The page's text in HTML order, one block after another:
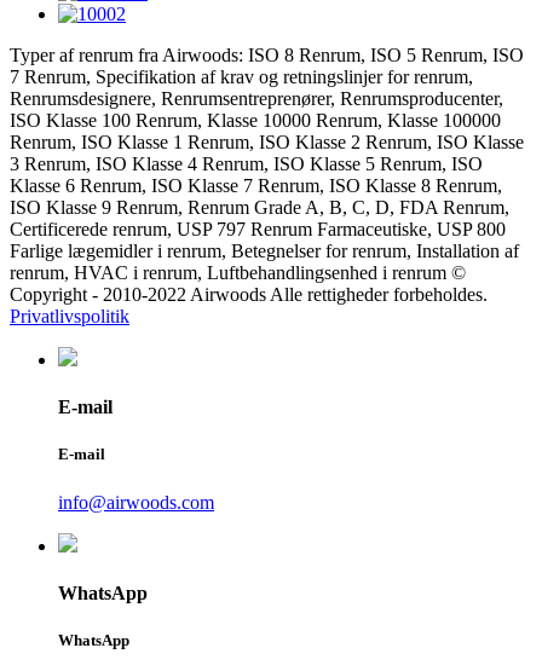
Typer af renrum fra Airwoods: ISO 8 Renrum, ISO 5 Renrum, ISO
7 Renrum, Specifikation af krav og retningslinjer for renrum,
Renrumsdesignere, Renrumsentreprenører, Renrumsproducenter,
ISO Klasse 100 Renrum, Klasse 10000 Renrum, Klasse 100000
Renrum, ISO Klasse 1 Renrum, ISO Klasse 2 Renrum, ISO Klasse
3 Renrum, ISO Klasse 4 Renrum, ISO Klasse 5 Renrum, ISO
Klasse 6 Renrum, ISO Klasse 7 Renrum, ISO Klasse 8 Renrum,
ISO Klasse 9 Renrum, Renrum Grade A, B, C, D, FDA Renrum,
Certificerede renrum, USP 797 Renrum Farmaceutiske, USP 800
Farlige lægemidler i renrum, Betegnelser for renrum, Installation af
renrum, HVAC i renrum, Luftbehandlingsenhed i renrum ©
Copyright - 2010-2022 Airwoods Alle rettigheder forbeholdes.
Privatlivspolitik
E-mail
E-mail
info@airwoods.com
WhatsApp
WhatsApp